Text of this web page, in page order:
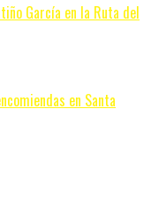
García en la Ruta del
en Santa